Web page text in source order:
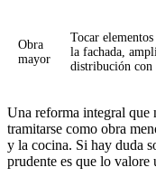
Obra
mayor
Tocar
la fachada,
distribución con
Una reforma integral que
tramitarse como obra
y la cocina. Si hay duda
prudente es que lo valore